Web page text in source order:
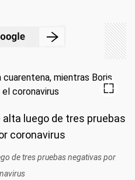
de tres pruebas negativas por